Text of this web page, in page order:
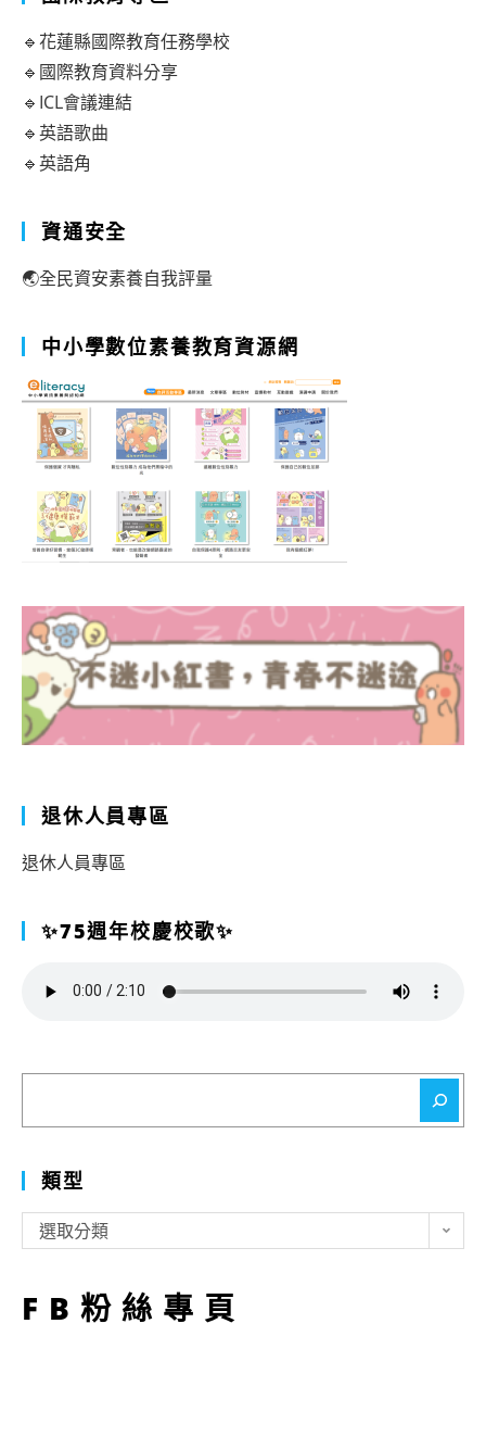
🔹花蓮縣國際教育任務學校
🔹國際教育資料分享
🔹ICL會議連結
🔹英語歌曲
🔹英語角
資通安全
🌏全民資安素養自我評量
中小學數位素養教育資源網
退休人員專區
退休人員專區
✨75週年校慶校歌✨
類型
型
選取分類
FB粉絲專頁